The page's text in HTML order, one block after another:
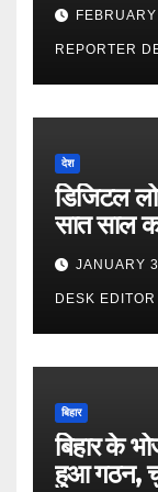
REPORTER
देश
डिजिटल
सात साल
JANUARY
DESK EDITOR
बिहार
बिहार के
हुआ गठन,